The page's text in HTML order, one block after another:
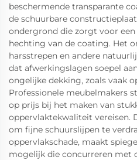
beschermende transparante
de schuurbare
ondergrond die zorgt voor
hechting van de coating. Het
harsstrepen en andere
dat afwerkingslagen soepel
ongelijke dekking, zoals vaak
Professionele meubelmakers
op prijs bij het maken van
oppervlaktekwaliteit vereisen.
om fijne schuurslijpen te
oppervlakschade, maakt
mogelijk die concurreren met